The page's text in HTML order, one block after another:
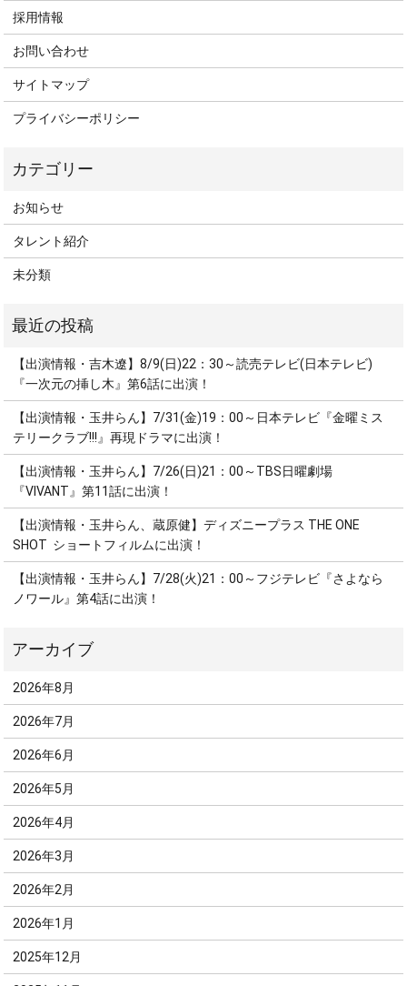
採用情報
お問い合わせ
サイトマップ
プライバシーポリシー
お知らせ
タレント紹介
未分類
【出演情報・吉木遼】8/9(日)22：30～読売テレビ(日本テレビ)
『一次元の挿し木』第6話に出演！
【出演情報・玉井らん】7/31(金)19：00～日本テレビ『金曜ミス
テリークラブ!!!』再現ドラマに出演！
【出演情報・玉井らん】7/26(日)21：00～TBS日曜劇場
『VIVANT』第11話に出演！
【出演情報・玉井らん、蔵原健】ディズニープラス THE ONE
SHOT ショートフィルムに出演！
【出演情報・玉井らん】7/28(火)21：00～フジテレビ『さよなら
ノワール』第4話に出演！
2026年8月
2026年7月
2026年6月
2026年5月
2026年4月
2026年3月
2026年2月
2026年1月
2025年12月